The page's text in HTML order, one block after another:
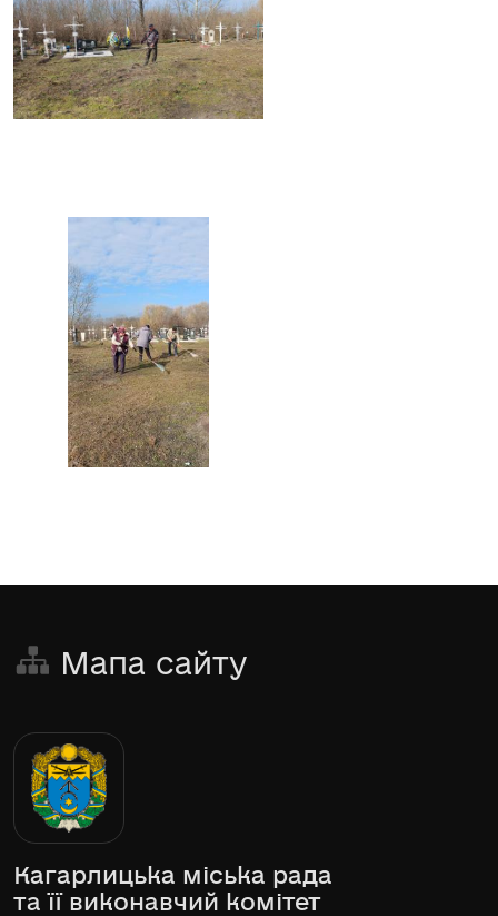
Мапа сайту
Кагарлицька міська рада
та її виконавчий комітет